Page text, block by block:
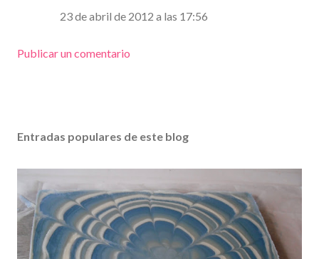
23 de abril de 2012 a las 17:56
Publicar un comentario
Entradas populares de este blog